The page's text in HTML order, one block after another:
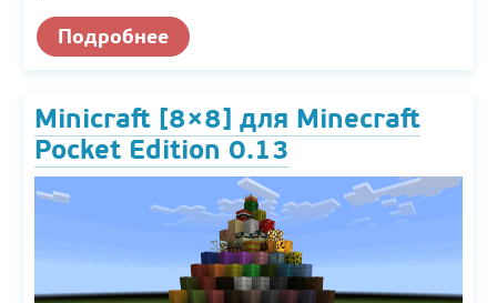
Подробнее
Minicraft [8×8] для Minecraft
Pocket Edition 0.13